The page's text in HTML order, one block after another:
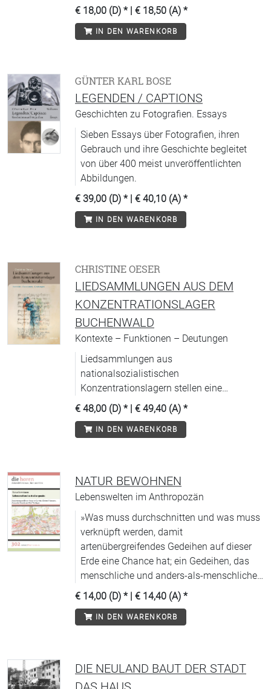
€ 18,00 (D) * | € 18,50 (A) *
IN DEN WARENKORB
GÜNTER KARL BOSE
LEGENDEN / CAPTIONS
Geschichten zu Fotografien. Essays
Sieben Essays über Fotografien, ihren
Gebrauch und ihre Geschichte begleitet
von über 400 meist unveröffentlichten
Abbildungen.
€ 39,00 (D) * | € 40,10 (A) *
IN DEN WARENKORB
CHRISTINE OESER
LIEDSAMMLUNGEN AUS DEM
KONZENTRATIONSLAGER
BUCHENWALD
Kontexte – Funktionen – Deutungen
Liedsammlungen aus
nationalsozialistischen
Konzentrationslagern stellen eine
einzigartige Quelle dar, deren
(musik-)historische Bedeutung noch
unzureichend erschlossen ist.
€ 48,00 (D) * | € 49,40 (A) *
IN DEN WARENKORB
NATUR BEWOHNEN
Lebenswelten im Anthropozän
»Was muss durchschnitten und was muss
verknüpft werden, damit
artenübergreifendes Gedeihen auf dieser
Erde eine Chance hat; ein Gedeihen, das
menschliche und anders-als-menschliche
Wesen in die Verwandtschaft
miteinschließt?« Donna Haraway
€ 14,00 (D) * | € 14,40 (A) *
IN DEN WARENKORB
DIE NEULAND BAUT DER STADT